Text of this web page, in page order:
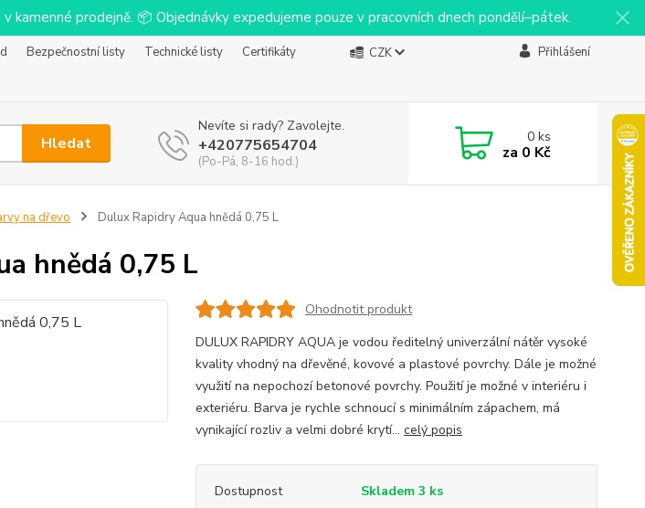
kamenné prodejně. 📦 Objednávky expedujeme pouze v pracovních dnech pondělí–pátek.
Bezpečnostní listy Technické listy
Certifikáty
CZK Přihlášení
Hledat
Nevíte si rady? Zavolejte.
+420775654704
(Po-Pá, 8-16 hod.)
0ks
za 0 Kč
na dřevo Dulux Rapidry Aqua hnědá 0,75 L
hnědá 0,75 L
Ohodnotit produkt
DULUX RAPIDRY AQUA je vodou ředitelný univerzální nátěr vysoké
kvality vhodný na dřevěné, kovové a plastové povrchy. Dále je možné
využití na nepochozí betonové povrchy. Použití je možné v interiéru i
exteriéru. Barva je rychle schnoucí s minimálním zápachem, má
vynikající rozliv a velmi dobré krytí... celý popis
Dostupnost
Skladem 3 ks